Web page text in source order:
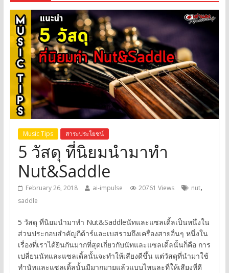
Music Tips สาระประโยชน์
5 วัสดุ ที่นิยมนำมาทำ
Nut&Saddle
February 26, 2018 ai-impulse 20761 Views nut,
saddle
5 วัสดุ ที่นิยมนำมาทำ Nut&Saddleนัทและแซลเดิ้ลเป็นหนึ่งใน
ส่วนประกอบสำคัญกีต้าร์และเบสรวมถึงเครื่องสายอื่นๆ หนึ่งใน
เรื่องที่เราได้ยินกันมากที่สุดเกี่ยวกับนัทและแซลเดิ้ลนั้นก็คือ การ
เปลี่ยนนัทและแซลเดิ้ลนั้นจะทำให้เสียงดีขึ้น แต่วัสดุที่นำมาใช้
ทำนัทและแซลเดิ้ลนั้นมีมากมายแล้วแบบไหนละที่ให้เสียงที่ดี